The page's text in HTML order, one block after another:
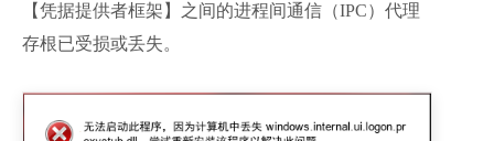
【凭据提供者框架】之间的进程间通信（IPC）代理
存根已受损或丢失。